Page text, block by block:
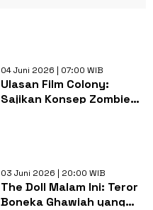
04 Juni 2026 | 07:00 WIB
Ulasan Film Colony:
Sajikan Konsep Zombie
03 Juni 2026 | 20:00 WIB
The Doll Malam Ini: Teror
Boneka Ghawiah yang